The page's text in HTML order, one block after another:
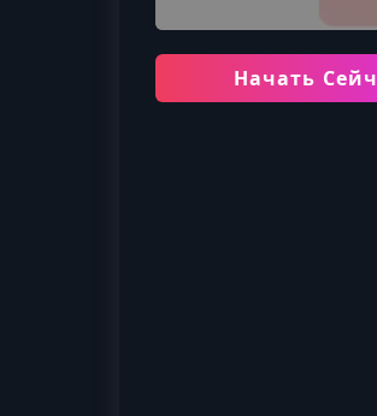
Начать